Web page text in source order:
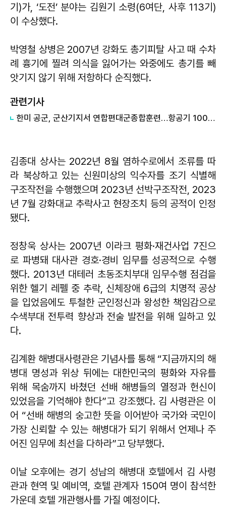
기)가, ‘도전’ 분야는 김원기 소령(6여단, 사후 113기)
이 수상했다.
박영철 상병은 2007년 강화도 총기피탈 사고 때 수차
례 흉기에 찔려 의식을 잃어가는 와중에도 총기를 빼
앗기지 않기 위해 저항하다 순직했다.
관련기사
한미 공군, 군산기지서 연합편대군종합훈련…항공기 100여대 참여
김종대 상사는 2022년 8월 염하수로에서 조류를 따
라 북상하고 있는 신원미상의 익수자를 조기 식별해
구조작전을 수행했으며 2023년 선박구조작전, 2023
년 7월 강화대교 추락사고 현장조치 등의 공적이 인정
됐다.
정창욱 상사는 2007년 이라크 평화·재건사업 7진으
로 파병돼 대사관 경호·경비 임무를 성공적으로 수행
했다. 2013년 대테러 초동조치부대 임무수행 점검을
위한 헬기 레펠 중 추락, 신체장애 6급의 치명적 공상
을 입었음에도 투철한 군인정신과 왕성한 책임감으로
수색부대 전투력 향상과 전술 발전을 위해 일하고 있
다.
김계환 해병대사령관은 기념사를 통해 “지금까지의 해
병대 명성과 위상 뒤에는 대한민국의 평화와 자유를
위해 목숨까지 바쳤던 선배 해병들의 열정과 헌신이
있었음을 기억해야 한다”고 강조했다. 김 사령관은 이
어 “선배 해병의 숭고한 뜻을 이어받아 국가와 국민이
가장 신뢰할 수 있는 해병대가 되기 위해서 언제나 주
어진 임무에 최선을 다하라”고 당부했다.
이날 오후에는 경기 성남의 해병대 호텔에서 김 사령
관과 현역 및 예비역, 호텔 관계자 150여 명이 참석한
가운데 호텔 개관행사를 가질 예정이다.